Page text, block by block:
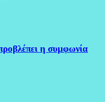
η συμφωνία